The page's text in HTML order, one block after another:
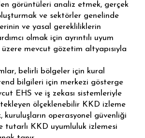
görüntüleri analiz etmek, gerçek
ve sektörler genelinde
ve yasal gerekliliklerin
olmak için ayrıntılı uyum
mevcut gözetim altyapısıyla
belirli bölgeler için kural
bilgileri için merkezi gösterge
EHS ve iş zekası sistemleriyle
ölçeklenebilir KKD izleme
kuruluşların operasyonel güvenliği
tutarlı KKD uyumluluk izlemesi